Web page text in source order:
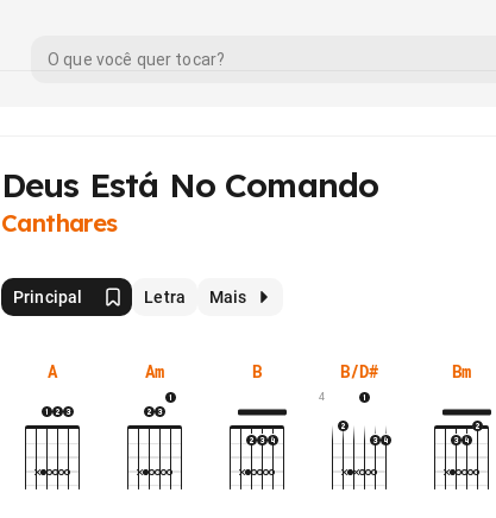
Deus Está No Comando
Canthares
Principal Letra Mais
A Am B B/D#
4
Bm